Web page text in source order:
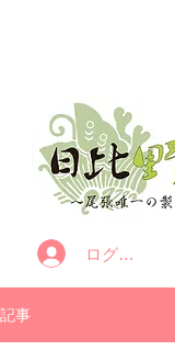
ログイン
記事